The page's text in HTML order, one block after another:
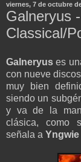
viernes, 7 de octubre
Galneryus
Classical/
Galneryus es
con nueve
muy bien
siendo un
y va de la
clásica, como
señala a Yngwie